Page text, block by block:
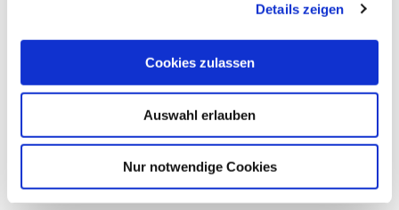
Details zeigen
Cookies zulassen
Auswahl erlauben
Nur notwendige Cookies
©
| H. Struve